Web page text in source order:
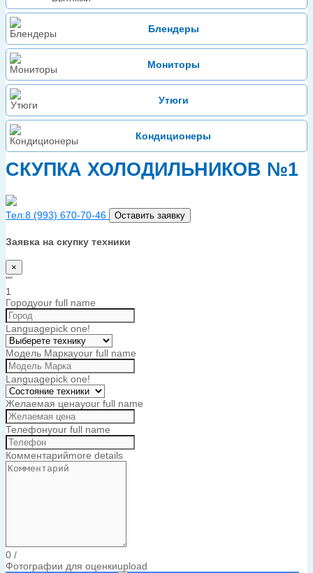
Блендеры
Мониторы
Утюги
Кондиционеры
СКУПКА ХОЛОДИЛЬНИКОВ №1
Тел:8 (993) 670-70-46 Оставить заявку
Заявка на скупку техники
×
""
1
Городyour full name
Languagepick one!
Модель Маркаyour full name
Languagepick one!
Желаемая ценаyour full name
Телефонyour full name
Комментарийmore details
0 /
Фотографии для оценкиupload